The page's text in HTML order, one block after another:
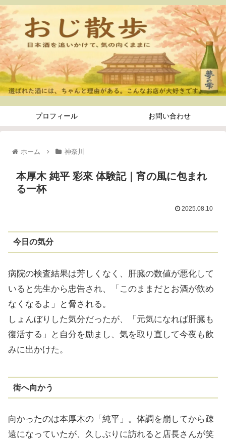
プロフィール お問い合わせ
ホーム 神奈川
本厚木 純平 彩來 体験記｜宵の風に包まれ
る一杯
2025.08.10
今日の気分
病院の検査結果は芳しくなく、肝臓の数値が悪化して
いると先生から忠告され、「このままだとお酒が飲め
なくなるよ」と脅される。
しょんぼりした気分だったが、「元気になれば肝臓も
復活する」と自分を励まし、気を取り直して今夜も飲
みに出かけた。
街へ向かう
向かったのは本厚木の「純平」。体調を崩してから疎
遠になっていたが、久しぶりに訪れると店長さんが笑